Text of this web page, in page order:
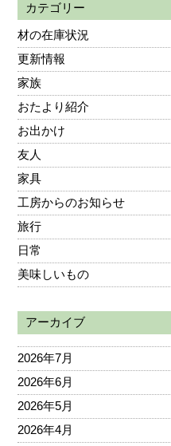
カテゴリー
材の在庫状況
更新情報
家族
おたより紹介
お出かけ
友人
家具
工房からのお知らせ
旅行
日常
美味しいもの
アーカイブ
2026年7月
2026年6月
2026年5月
2026年4月